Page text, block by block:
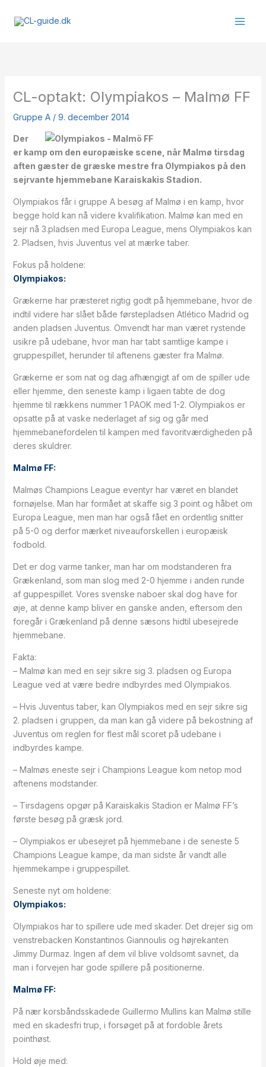
CL-optakt: Olympiakos – Malmø FF
Gruppe A/ 9. december 2014
Der
er kamp om den europæiske scene, når Malmø tirsdag
aften gæster de græske mestre fra Olympiakos på den
sejrvante hjemmebane Karaiskakis Stadion.
Olympiakos får i gruppe A besøg af Malmø i en kamp, hvor
begge hold kan nå videre kvalifikation. Malmø kan med en
sejr nå 3.pladsen med Europa League, mens Olympiakos kan
2. Pladsen, hvis Juventus vel at mærke taber.
Fokus på holdene:
Olympiakos:
Grækerne har præsteret rigtig godt på hjemmebane, hvor de
indtil videre har slået både førstepladsen Atlético Madrid og
anden pladsen Juventus. Omvendt har man været rystende
usikre på udebane, hvor man har tabt samtlige kampe i
gruppespillet, herunder til aftenens gæster fra Malmø.
Grækerne er som nat og dag afhængigt af om de spiller ude
eller hjemme, den seneste kamp i ligaen tabte de dog
hjemme til rækkens nummer 1 PAOK med 1-2. Olympiakos er
opsatte på at vaske nederlaget af sig og går med
hjemmebanefordelen til kampen med favoritværdigheden på
deres skuldrer.
Malmø FF:
Malmøs Champions League eventyr har været en blandet
fornøjelse. Man har formået at skaffe sig 3 point og håbet om
Europa League, men man har også fået en ordentlig snitter
på 5-0 og derfor mærket niveauforskellen i europæisk
fodbold.
Det er dog varme tanker, man har om modstanderen fra
Grækenland, som man slog med 2-0 hjemme i anden runde
af guppespillet. Vores svenske naboer skal dog have for
øje, at denne kamp bliver en ganske anden, eftersom den
foregår i Grækenland på denne sæsons hidtil ubesejrede
hjemmebane.
Fakta:
– Malmø kan med en sejr sikre sig 3. pladsen og Europa
League ved at være bedre indbyrdes med Olympiakos.
– Hvis Juventus taber, kan Olympiakos med en sejr sikre sig
2. pladsen i gruppen, da man kan gå videre på bekostning af
Juventus om reglen for flest mål scoret på udebane i
indbyrdes kampe.
– Malmøs eneste sejr i Champions League kom netop mod
aftenens modstander.
– Tirsdagens opgør på Karaiskakis Stadion er Malmø FF’s
første besøg på græsk jord.
– Olympiakos er ubesejret på hjemmebane i de seneste 5
Champions League kampe, da man sidste år vandt alle
hjemmekampe i gruppespillet.
Seneste nyt om holdene:
Olympiakos:
Olympiakos har to spillere ude med skader. Det drejer sig om
venstrebacken Konstantinos Giannoulis og højrekanten
Jimmy Durmaz. Ingen af dem vil blive voldsomt savnet, da
man i forvejen har gode spillere på positionerne.
Malmø FF:
På nær korsbåndsskadede Guillermo Mullins kan Malmø stille
med en skadesfri trup, i forsøget på at fordoble årets
pointhøst.
Hold øje med: